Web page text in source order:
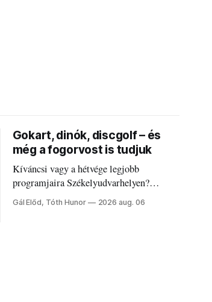
Gokart, dinók, discgolf – és
még a fogorvost is tudjuk
Kíváncsi vagy a hétvége legjobb
programjaira Székelyudvarhelyen?
Nálunk megtalálod őket – sőt, ha baj van a
fogaddal, a fogorvosi ügyeletet is!
Gál Előd, Tóth Hunor 2026 aug. 06